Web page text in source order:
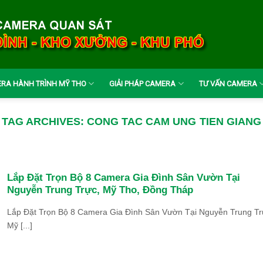
HÀNH TRÌNH MỸ THO GIẢI PHÁP CAMERA TƯ VẤN CAMERA
TAG ARCHIVES:CONG TAC CAM UNG TIEN GIANG
Lắp Đặt Trọn Bộ 8 Camera Gia Đình Sân Vườn Tại
Nguyễn Trung Trực, Mỹ Tho, Đồng Tháp
Lắp Đặt Trọn Bộ 8 Camera Gia Đình Sân Vườn Tại Nguyễn Trung
Mỹ [...]